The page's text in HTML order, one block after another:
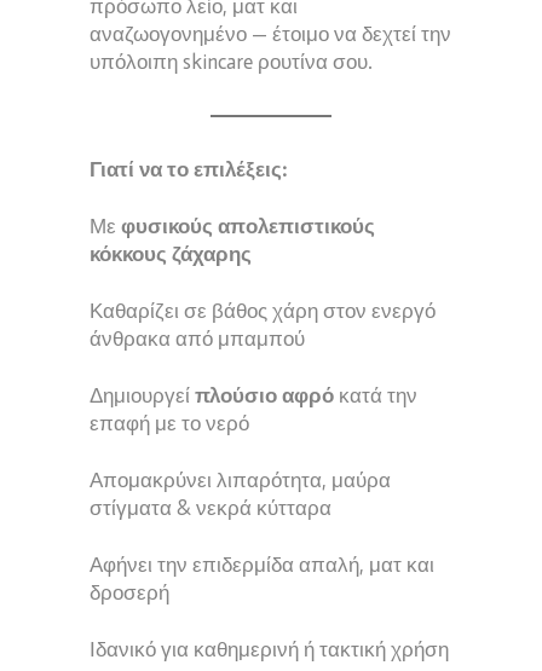
πρόσωπο λείο, ματ και
αναζωογονημένο — έτοιμο να δεχτεί την
υπόλοιπη skincare ρουτίνα σου.
Γιατί να το επιλέξεις:
Με φυσικούς απολεπιστικούς
κόκκους ζάχαρης
Καθαρίζει σε βάθος χάρη στον ενεργό
άνθρακα από μπαμπού
Δημιουργεί πλούσιο αφρό κατά την
επαφή με το νερό
Απομακρύνει λιπαρότητα, μαύρα
στίγματα & νεκρά κύτταρα
Αφήνει την επιδερμίδα απαλή, ματ και
δροσερή
Ιδανικό για καθημερινή ή τακτική χρήση